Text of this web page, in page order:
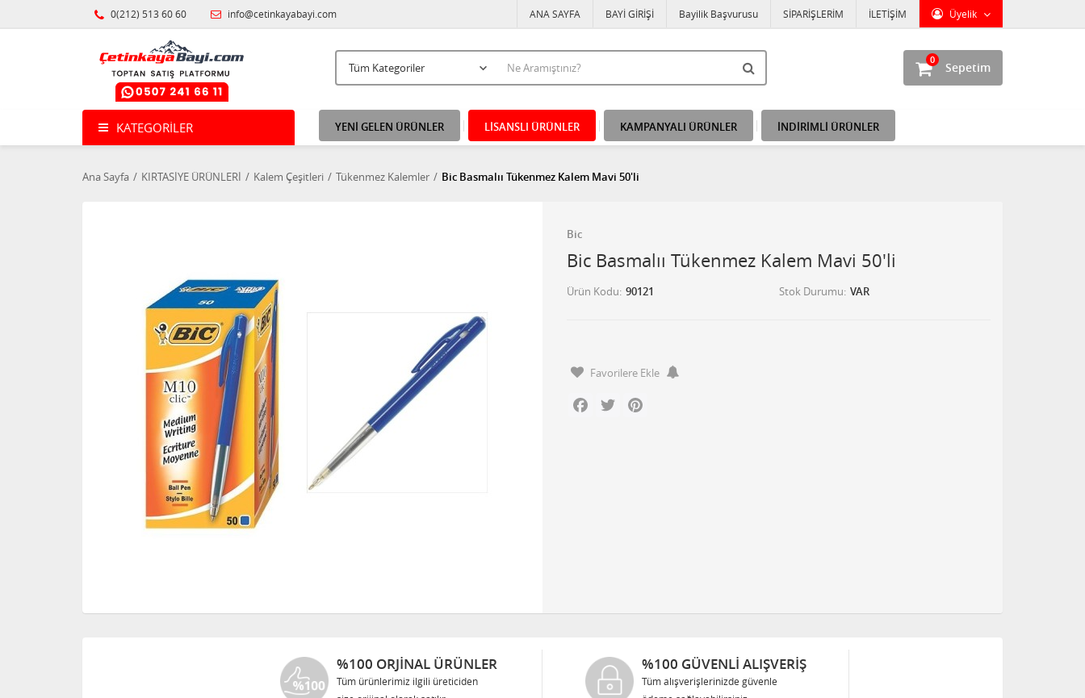
0(212) 513 60 60 info@cetinkayabayi.com Üyelik
ANA SAYFA BAYİ GİRİŞİ Bayilik Başvurusu SİPARİŞLERİM İLETİŞİM
Sepetim
0
KATEGORILER YENİ GELEN ÜRÜNLER LİSANSLI ÜRÜNLER KAMPANYALI ÜRÜNLER İNDİRİMLİ ÜRÜNLER
Ana Sayfa KIRTASİYE ÜRÜNLERİ Kalem Çeşitleri Tükenmez Kalemler Bic Basmalıı Tükenmez Kalem Mavi 50'li
Bic
Bic Basmalıı Tükenmez Kalem Mavi 50'li
Ürün Kodu 90121 Stok Durumu VAR
Favorilere Ekle
Facebook
Twitter
%100 ORJINAL ÜRÜNLER
Tüm ürünlerimiz ilgili üreticiden
%100 GÜVENLİ ALIŞVERİŞ
Tüm alışverişlerinizde güvenle